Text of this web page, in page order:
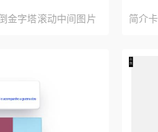
金字塔滚动中间图片 简介